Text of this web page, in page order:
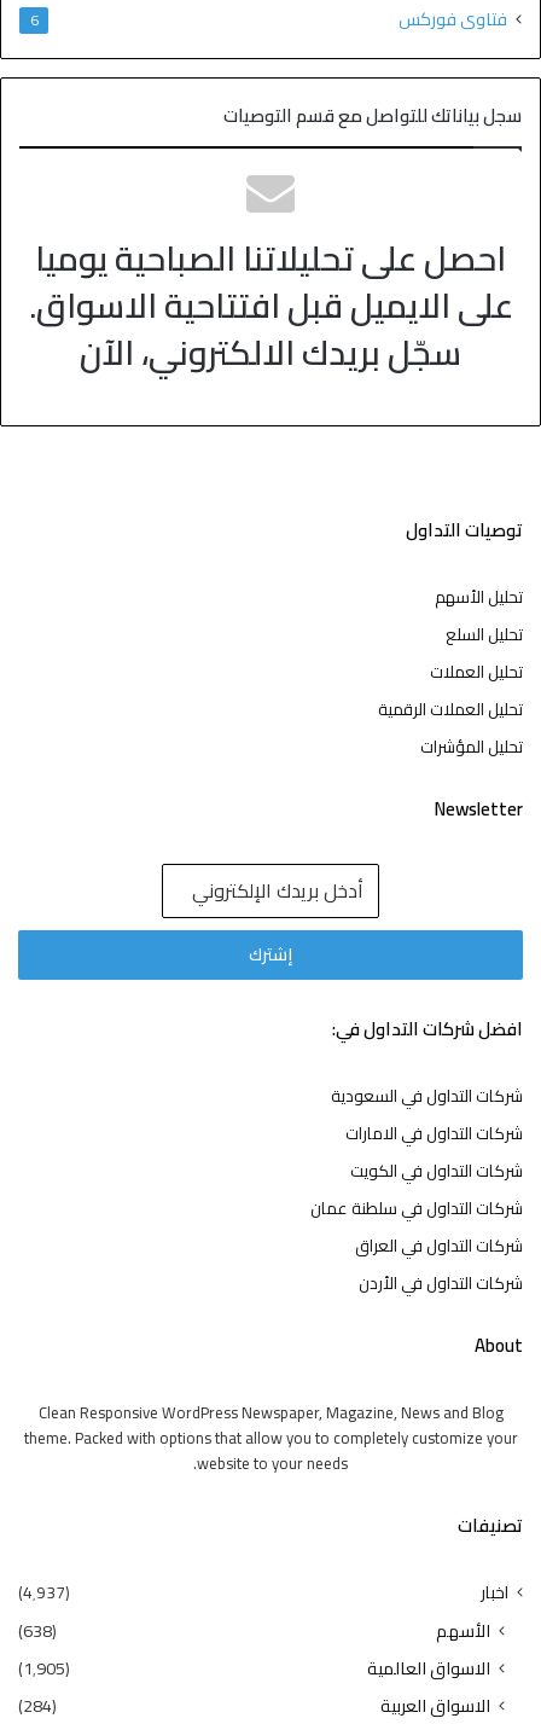
فتاوى فوركس 6
سجل بياناتك للتواصل مع قسم التوصيات
احصل على تحليلاتنا الصباحية يوميا
على الايميل قبل افتتاحية الاسواق.
سجّل بريدك الالكتروني، الآن
توصيات التداول
تحليل الأسهم
تحليل السلع
تحليل العملات
تحليل العملات الرقمية
تحليل المؤشرات
Newsletter
افضل شركات التداول في:
شركات التداول في السعودية
شركات التداول في الامارات
شركات التداول في الكويت
شركات التداول في سلطنة عمان
شركات التداول في العراق
شركات التداول في الأردن
About
Clean Responsive WordPress Newspaper, Magazine, News and Blog
theme. Packed with options that allow you to completely customize your
website to your needs.
تصنيفات
اخبار (4٬937)
الأسهم
(638)
الاسواق العالمية
(1٬905)
الاسواق العربية
(284)